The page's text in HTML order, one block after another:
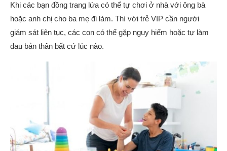
Khi các bạn đồng trang lứa có thể tự chơi ở nhà với ông bà
hoặc anh chị cho ba mẹ đi làm. Thì với trẻ VIP cần người
giám sát liên tục, các con có thể gặp nguy hiểm hoặc tự làm
đau bản thân bất cứ lúc nào.